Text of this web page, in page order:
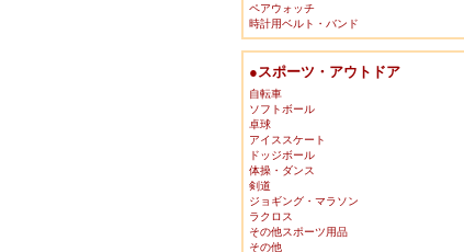
ペアウォッチ
時計用ベルト・バンド
●スポーツ・アウトドア
自転車
ソフトボール
卓球
アイススケート
ドッジボール
体操・ダンス
剣道
ジョギング・マラソン
ラクロス
その他スポーツ用品
その他